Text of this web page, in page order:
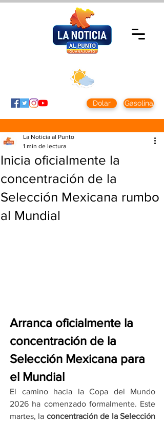
Dolar Gasolina
Inicia oficialmente la
concentración de la
Selección Mexicana rumbo
al Mundial
La Noticia al Punto
1 min de lectura
Arranca oficialmente la
concentración de la
Selección Mexicana para
el Mundial
El camino hacia la Copa del Mundo
2026 ha comenzado formalmente. Este
martes, la concentración de la Selección